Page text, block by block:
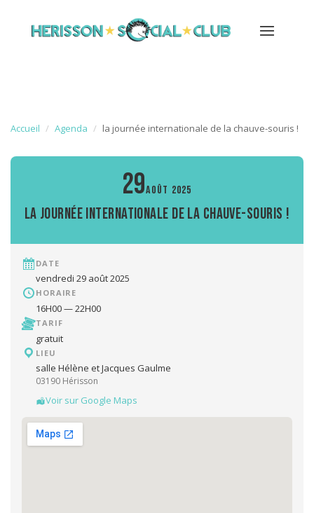
Accueil Agenda la journée internationale de la chauve-souris !
29AOÛT 2025
la journée internationale de la chauve-souris !
DATE
vendredi 29 août 2025
HORAIRE
16H00 — 22H00
TARIF
gratuit
LIEU
salle Hélène et Jacques Gaulme
03190 Hérisson
Voir sur Google Maps